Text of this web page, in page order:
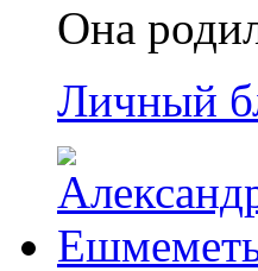
Она
Личный